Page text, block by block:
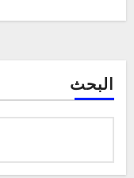
البحث